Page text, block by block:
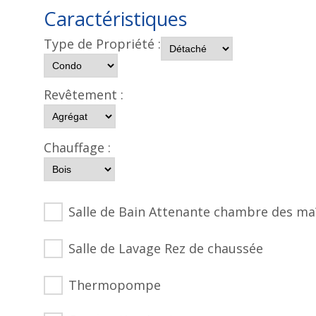
Caractéristiques
Type de Propriété :
Revêtement :
Chauffage :
Salle de Bain Attenante chambre des
Salle de Lavage Rez de chaussée
Thermopompe